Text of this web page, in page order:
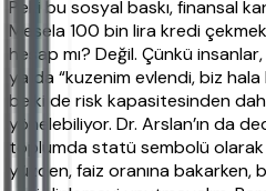
Peki bu sosyal baskı, finansal
Mesela 100 bin lira kredi
hesap mı? Değil. Çünkü
ya da “kuzenim evlendi, biz hala
belki de risk kapasitesinden
yönelebiliyor. Dr. Arslan’ın da
toplumda statü sembolü olarak
yüzden, faiz oranına bakarken,